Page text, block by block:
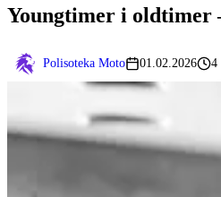
Youngtimer i oldtimer
Polisoteka Moto 01.02.2026 4